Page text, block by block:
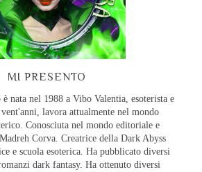
MI PRESENTO
nata nel 1988 a Vibo Valentia, esoterista e
lavora attualmente nel mondo
Conosciuta nel mondo editoriale e
Corva. Creatrice della Dark Abyss
e scuola esoterica. Ha pubblicato diversi
dark fantasy. Ha ottenuto diversi